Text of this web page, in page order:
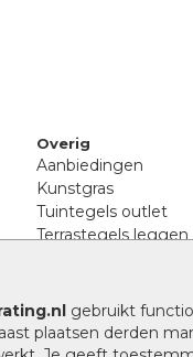
gebruikt
plaatsen derden
Overig
Aanbiedingen
Kunstgras
Tuintegels outlet
Terrastegels leggen
Legpatronen
Hoe betonstenen
Aanlegtips voor